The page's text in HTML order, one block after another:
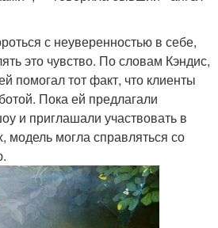
с неуверенностью в себе,
это чувство. По словам Кэндис,
помогал тот факт, что клиенты
Пока ей предлагали
и приглашали участвовать в
модель могла справляться со